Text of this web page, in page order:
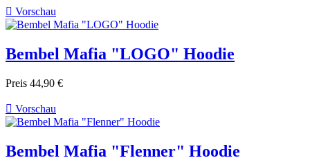
 Vorschau
Bembel Mafia "LOGO" Hoodie
Preis 44,90 €
 Vorschau
Bembel Mafia "Flenner" Hoodie